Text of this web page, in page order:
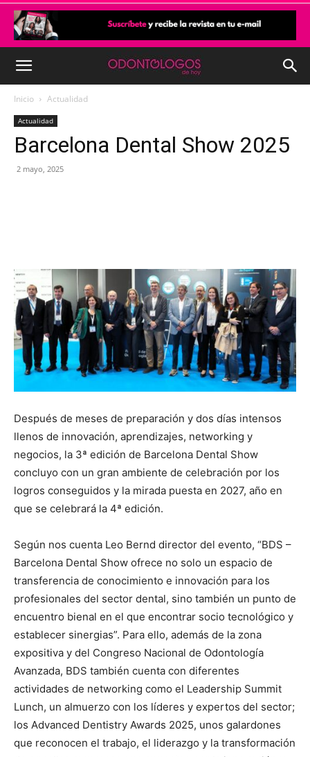
Inicio Actualidad
Actualidad
Barcelona Dental Show 2025
2 mayo, 2025
Después de meses de preparación y dos días intensos
llenos de innovación, aprendizajes, networking y
negocios, la 3ª edición de Barcelona Dental Show
concluyo con un gran ambiente de celebración por los
logros conseguidos y la mirada puesta en 2027, año en
que se celebrará la 4ª edición.
Según nos cuenta Leo Bernd director del evento, “BDS –
Barcelona Dental Show ofrece no solo un espacio de
transferencia de conocimiento e innovación para los
profesionales del sector dental, sino también un punto de
encuentro bienal en el que encontrar socio tecnológico y
establecer sinergias”. Para ello, además de la zona
expositiva y del Congreso Nacional de Odontología
Avanzada, BDS también cuenta con diferentes
actividades de networking como el Leadership Summit
Lunch, un almuerzo con los líderes y expertos del sector;
los Advanced Dentistry Awards 2025, unos galardones
que reconocen el trabajo, el liderazgo y la transformación